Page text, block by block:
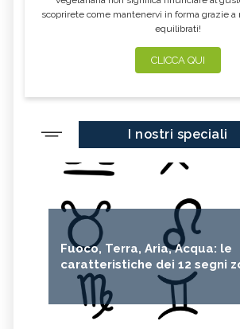
scoprirete come mantenervi in forma grazie
equilibrati!
CLICCA QUI
I nostri speciali
Fuoco, Terra, Aria, Acqua: le
caratteristiche dei 12 segni